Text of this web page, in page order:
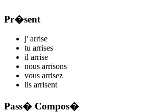
Pr�sent
j' arrise
tu arrises
il arrise
nous arrisons
vous arrisez
ils arrisent
Pass� Compos�